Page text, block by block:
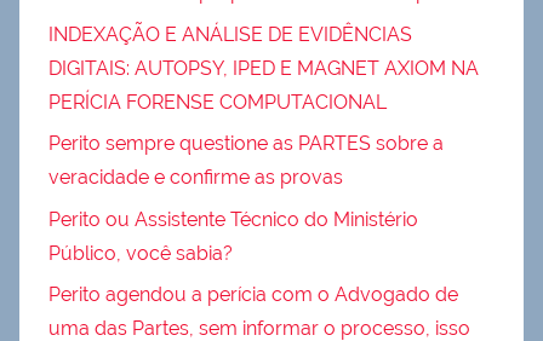
INDEXAÇÃO E ANÁLISE DE EVIDÊNCIAS
DIGITAIS: AUTOPSY, IPED E MAGNET AXIOM NA
PERÍCIA FORENSE COMPUTACIONAL
Perito sempre questione as PARTES sobre a
veracidade e confirme as provas
Perito ou Assistente Técnico do Ministério
Público, você sabia?
Perito agendou a perícia com o Advogado de
uma das Partes, sem informar o processo, isso